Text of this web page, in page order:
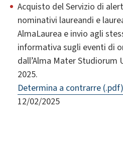
Acquisto del Servizio di
nominativi laureandi e
AlmaLaurea e invio agli
informativa sugli eventi di
dall’Alma Mater
2025.
Determina a contrarre (.pdf)
12/02/2025